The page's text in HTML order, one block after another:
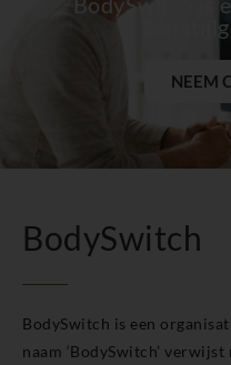
BodySwitch
BodySwitch Heemskerk
BodySwitch Heerlen
BodySwitch Hengelo
BodySwitch Het Gooi
BodySwitch Hoofddorp
BodySwitch Kerkrade
BodySwitch
NEEM
BodySwitch
BodySwitch is een
naam ‘BodySwitch’